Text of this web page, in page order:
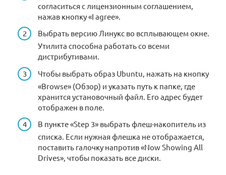
согласиться с лицензионным соглашением,
нажав кнопку «I agree».
Выбрать версию Линукс во всплывающем окне.
Утилита способна работать со всеми
дистрибутивами.
Чтобы выбрать образ Ubuntu, нажать на кнопку
«Browse» (Обзор) и указать путь к папке, где
хранится установочный файл. Его адрес будет
отображен в поле.
В пункте «Step 3» выбрать флеш-накопитель из
списка. Если нужная флешка не отображается,
поставить галочку напротив «Now Showing All
Drives», чтобы показать все диски.